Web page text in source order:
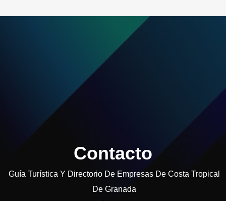
Contacto
Guía Turística Y Directorio De Empresas De Costa Tropical
De Granada